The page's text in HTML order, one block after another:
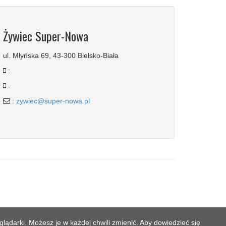
Żywiec Super-Nowa
ul. Młyńska 69, 43-300 Bielsko-Biała
:
:
: zywiec@super-nowa.pl
Możesz je w każdej chwili zmienić. Aby dowiedzieć się